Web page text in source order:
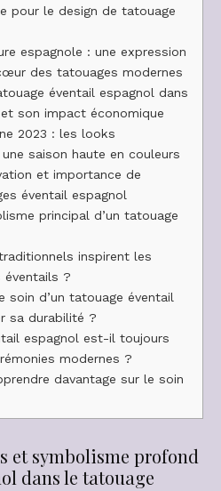
pour le design de tatouage
espagnole : une expression
des tatouages modernes
éventail espagnol dans
son impact économique
2023 : les looks
saison haute en couleurs
et importance de
éventail espagnol
principal d’un tatouage
inspirent les
éventails ?
soin d’un tatouage éventail
sa durabilité ?
espagnol est-il toujours
modernes ?
davantage sur le soin
et symbolisme profond
dans le tatouage